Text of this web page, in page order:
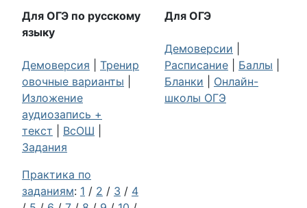
Для ОГЭ по русскому
языку
Демоверсия
Тренир
овочные варианты
Изложение
аудиозапись +
текст
ВсОШ
Задания
Практика по
заданиям: 1 / 2 / 3 / 4
Для ОГЭ
Демоверсии
Расписание
Баллы
Бланки
Онлайн-
школы ОГЭ